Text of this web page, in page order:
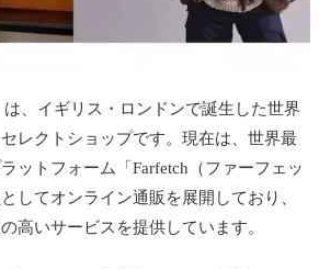
、イギリス・ロンドンで誕生した世界
レクトショップです。現在は、世界最
ットフォーム「Farfetch（ファーフェッ
してオンライン通販を展開しており、
高いサービスを提供しています。